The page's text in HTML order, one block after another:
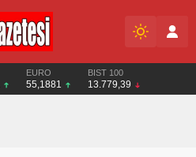
EURO
55,1881
BIST 100
13.779,39